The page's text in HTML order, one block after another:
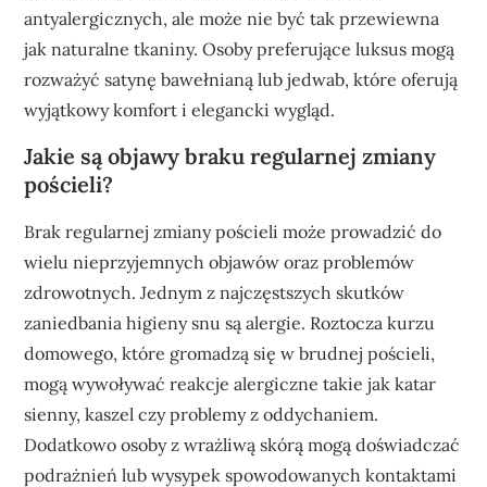
antyalergicznych, ale może nie być tak przewiewna
jak naturalne tkaniny. Osoby preferujące luksus mogą
rozważyć satynę bawełnianą lub jedwab, które oferują
wyjątkowy komfort i elegancki wygląd.
Jakie są objawy braku regularnej zmiany
pościeli?
Brak regularnej zmiany pościeli może prowadzić do
wielu nieprzyjemnych objawów oraz problemów
zdrowotnych. Jednym z najczęstszych skutków
zaniedbania higieny snu są alergie. Roztocza kurzu
domowego, które gromadzą się w brudnej pościeli,
mogą wywoływać reakcje alergiczne takie jak katar
sienny, kaszel czy problemy z oddychaniem.
Dodatkowo osoby z wrażliwą skórą mogą doświadczać
podrażnień lub wysypek spowodowanych kontaktami